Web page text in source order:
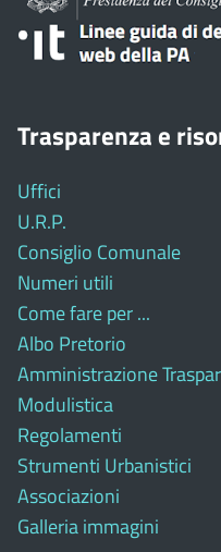
Trasparenza e
Uffici
U.R.P.
Consiglio Comunale
Numeri utili
Come fare per ...
Albo Pretorio
Amministrazione
Modulistica
Regolamenti
Strumenti Urbanistici
Associazioni
Galleria immagini